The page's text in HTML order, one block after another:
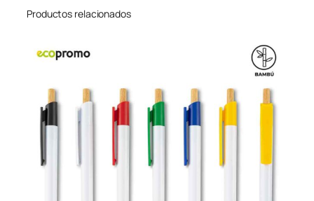
t
Productos relacionados